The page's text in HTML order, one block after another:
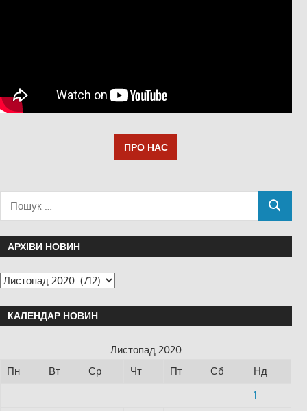
ПРО НАС
АРХІВИ НОВИН
КАЛЕНДАР НОВИН
Листопад 2020
Пн
Вт Ср Чт Пт Сб
Нд
1